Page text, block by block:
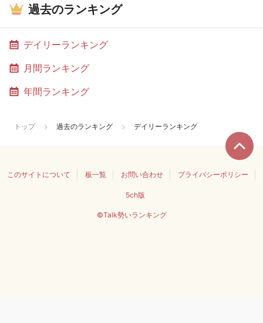
過去のランキング
デイリーランキング
月間ランキング
年間ランキング
トップ 過去のランキング デイリーランキング
このサイトについて 板一覧 お問い合わせ プライバシーポリシー
5ch版
©Talk勢いランキング